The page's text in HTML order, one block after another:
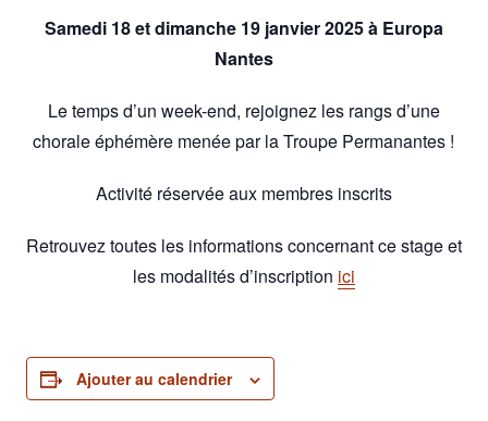
Samedi 18 et dimanche 19 janvier 2025 à Europa
Nantes
Le temps d’un week-end, rejoignez les rangs d’une
chorale éphémère menée par la Troupe Permanantes !
Activité réservée aux membres inscrits
Retrouvez toutes les informations concernant ce stage et
les modalités d’inscription ici
Ajouter au calendrier